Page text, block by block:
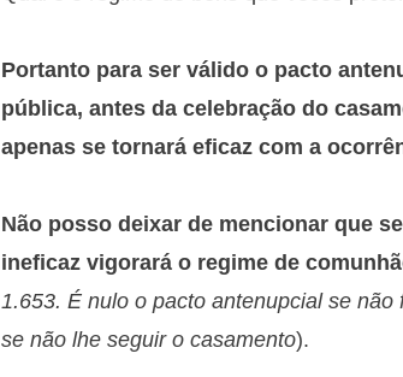
Portanto para ser válido o pacto
pública, antes da celebração do
apenas se tornará eficaz com a
Não posso deixar de mencionar que
ineficaz vigorará o regime de
1.653. É nulo o pacto antenupcial se
se não lhe seguir o casamento).